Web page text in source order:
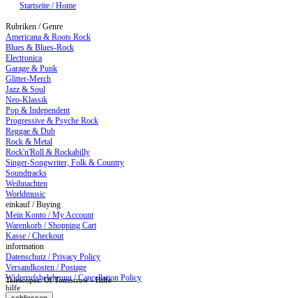
Startseite / Home
Rubriken / Genre
Americana & Roots Rock
Blues & Blues-Rock
Electronica
Garage & Punk
Glitter-Merch
Jazz & Soul
Neo-Klassik
Pop & Independent
Progressive & Psyche Rock
Reggae & Dub
Rock & Metal
Rock'n'Roll & Rockabilly
Singer-Songwriter, Folk & Country
Soundtracks
Weihnachten
Worldmusic
einkauf / Buying
Mein Konto / My Account
Warenkorb / Shopping Cart
Kasse / Checkout
information
Datenschutz / Privacy Policy
Versandkosten / Postage
Widerrufsbelehrung / Cancellation Policy
Telescopes: Of Tomorrow - Hilfe
hilfe